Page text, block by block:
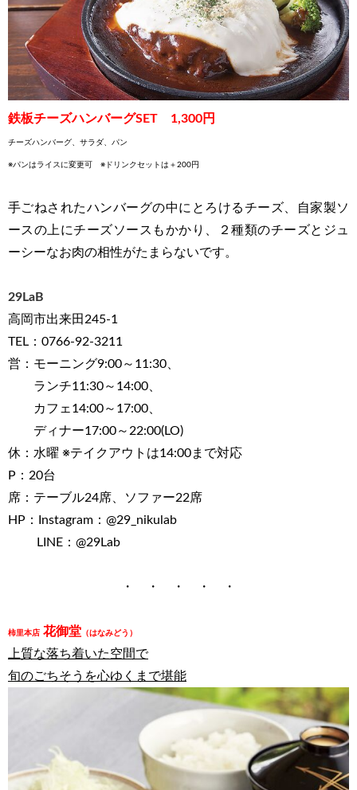
鉄板チーズハンバーグSET 1,300円
チーズハンバーグ、サラダ、パン
※パンはライスに変更可 ※ドリンクセットは＋200円
手ごねされたハンバーグの中にとろけるチーズ、自家製ソ
ースの上にチーズソースもかかり、２種類のチーズとジュ
ーシーなお肉の相性がたまらないです。
29LaB
高岡市出来田245-1
TEL：0766-92-3211
営：モーニング9:00～11:30、
ランチ11:30～14:00、
カフェ14:00～17:00、
ディナー17:00～22:00(LO)
休：水曜 ※テイクアウトは14:00まで対応
P：20台
席：テーブル24席、ソファー22席
HP：Instagram：@29_nikulab
LINE：@29Lab
・ ・ ・ ・ ・
柿里本店 花御堂 （はなみどう）
上質な落ち着いた空間で
旬のごちそうを心ゆくまで堪能